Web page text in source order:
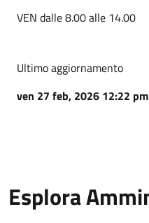
VEN dalle 8.00 alle 14.00
Ultimo aggiornamento
ven 27 feb, 2026 12:22 pm
Esplora